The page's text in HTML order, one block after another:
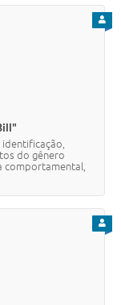
do gênero